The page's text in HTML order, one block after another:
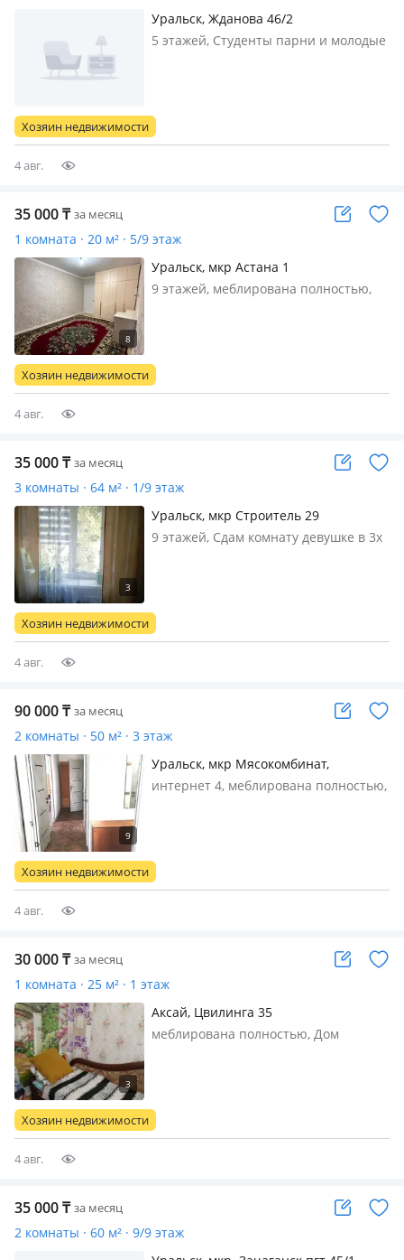
Уральск, Жданова 46/2
5 этажей, Студенты парни и молодые
Хозяин недвижимости
4 авг.
35 000₸ за месяц
1 комната · 20 м² · 5/9 этаж
Уральск, мкр Астана 1
9 этажей, меблирована полностью,
политехническая1/1 Бөлме саны: 1
Бағасы: 35к (комуслуг барлығы ішін…
Хозяин недвижимости
4 авг.
35 000₸ за месяц
3 комнаты · 64 м² · 1/9 этаж
Уральск, мкр Строитель 29
9 этажей, Сдам комнату девушке в 3х
6 30 супер маркеты оплата
ежемесячно
Хозяин недвижимости
4 авг.
90 000₸ за месяц
2 комнаты · 50 м² · 3 этаж
Уральск, мкр Мясокомбинат,
Гагарина 34 — Детсад
интернет 4, меблирована полностью,
после ремонта, чистая и уютная,
полностью мебелирована, есть вс…
Хозяин недвижимости
4 авг.
30 000₸ за месяц
1 комната · 25 м² · 1 этаж
Аксай, Цвилинга 35
меблирована полностью, Дом
период свежие овощи вырощеные
на огороде и есть возможность
Хозяин недвижимости
4 авг.
35 000₸ за месяц
2 комнаты · 60 м² · 9/9 этаж